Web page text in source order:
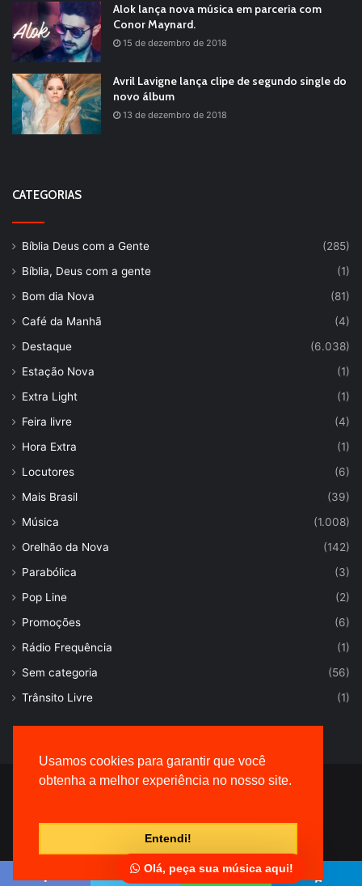
Usamos cookies para garantir que você
obtenha a melhor experiência no nosso site.
Entendi!
Olá, peça sua música aqui!
Alok lança nova música em parceria com
Conor Maynard.
15 de dezembro de 2018
Avril Lavigne lança clipe de segundo single do
novo álbum
13 de dezembro de 2018
CATEGORIAS
Bíblia Deus com a Gente
(285)
Bíblia, Deus com a gente
(1)
Bom dia Nova
(81)
Café da Manhã
(4)
Destaque
(6.038)
Estação Nova
(1)
Extra Light
(1)
Feira livre
(4)
Hora Extra
(1)
Locutores
(6)
Mais Brasil
(39)
Música
(1.008)
Orelhão da Nova
(142)
Parabólica
(3)
Pop Line
(2)
Promoções
(6)
Rádio Frequência
(1)
Sem categoria
(56)
Trânsito Livre
(1)